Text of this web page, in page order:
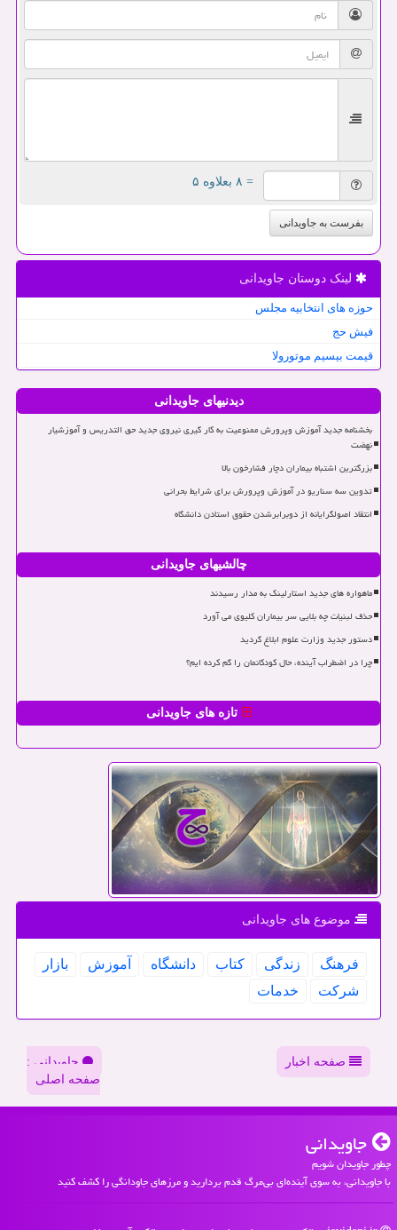
= ۸ بعلاوه ۵
بفرست به جاویدانی
لینک دوستان جاویدانی
حوزه های انتخابیه مجلس
فیش حج
قیمت بیسیم موتورولا
دیدنیهای جاویدانی
بخشنامه جدید آموزش وپرورش ممنوعیت به کار گیری نیروی جدید حق التدریس و آموزشیار
نهضت
بزرگترین اشتباه بیماران دچار فشارخون بالا
تدوین سه سناریو در آموزش وپرورش برای شرایط بحرانی
انتقاد اصولگرایانه از دوبرابرشدن حقوق استادن دانشگاه
چالشیهای جاویدانی
ماهواره های جدید استارلینک به مدار رسیدند
حذف لبنیات چه بلایی سر بیماران کلیوی می آورد
دستور جدید وزارت علوم ابلاغ گردید
چرا در اضطراب آینده، حال کودکانمان را گم کرده ایم؟
تازه های جاویدانی
موضوع های جاویدانی
فرهنگ زندگی كتاب دانشگاه آموزش
بازار
شركت
خدمات
صفحه اخبار
جاویدانی :
صفحه اصلی
جاویدانی
چطور جاویدان شویم
با جاویدانی، به سوی آینده‌ای بی‌مرگ قدم بردارید و مرزهای جاودانگی را کشف کنید